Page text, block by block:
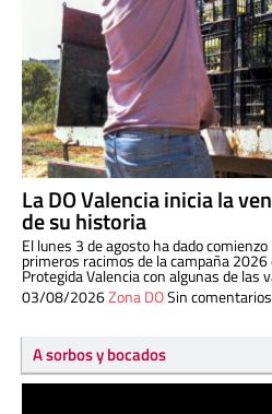
La DO Valencia inicia la
de su historia
El lunes 3 de agosto ha dado
primeros racimos de la campaña
Protegida Valencia con algunas de las
03/08/2026Zona DOSin comentarios
A sorbos y bocados